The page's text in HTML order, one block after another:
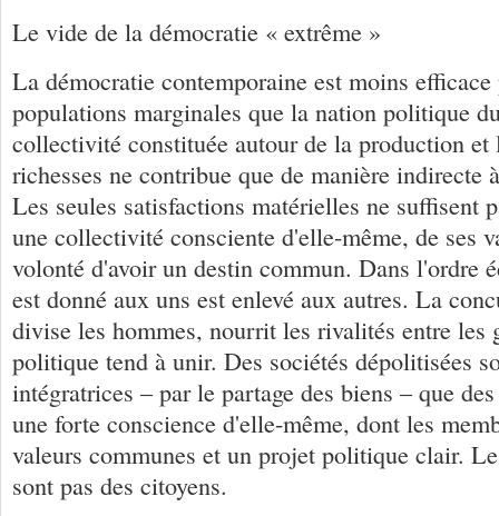
Le vide de la démocratie « extrême »
La démocratie contemporaine est moins
populations marginales que la nation politique
collectivité constituée autour de la production
richesses ne contribue que de manière indirecte
Les seules satisfactions matérielles ne suffisent
une collectivité consciente d'elle-même, de ses
volonté d'avoir un destin commun. Dans l'ordre
est donné aux uns est enlevé aux autres. La
divise les hommes, nourrit les rivalités entre les
politique tend à unir. Des sociétés dépolitisées
intégratrices – par le partage des biens – que
une forte conscience d'elle-même, dont les
valeurs communes et un projet politique clair.
sont pas des citoyens.